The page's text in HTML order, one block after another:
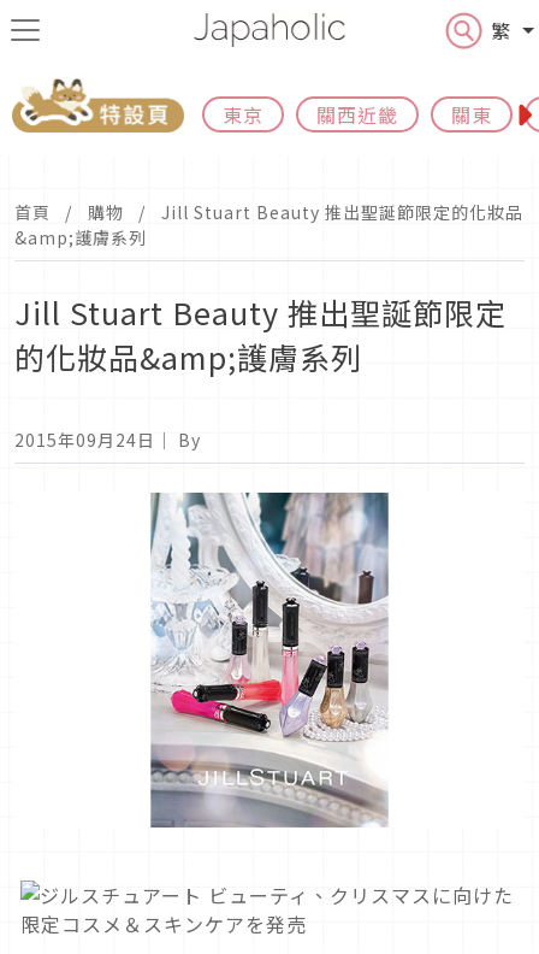
繁
東京 關西近畿 關東
首頁 購物
Jill Stuart Beauty 推出聖誕節限定的化妝品
&amp;護膚系列
Jill Stuart Beauty 推出聖誕節限定
的化妝品&amp;護膚系列
2015年09月24日 ｜ By